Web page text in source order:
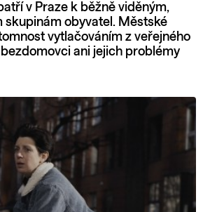
v Praze k běžně viděným,
skupinám obyvatel. Městské
vytlačováním z veřejného
ani jejich problémy